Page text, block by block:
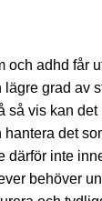
och adhd får
grad av
så vis kan det
det
därför inte
behöver